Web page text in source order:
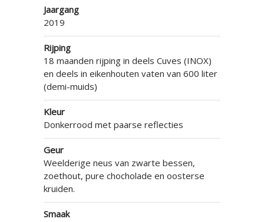
Jaargang
2019
Rijping
18 maanden rijping in deels Cuves (INOX)
en deels in eikenhouten vaten van 600 liter
(demi-muids)
Kleur
Donkerrood met paarse reflecties
Geur
Weelderige neus van zwarte bessen,
zoethout, pure chocholade en oosterse
kruiden.
Smaak